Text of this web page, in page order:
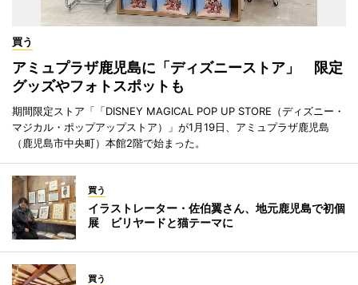
買う
アミュプラザ鹿児島に「ディズニーストア」 限定
グッズやフォトスポットも
期間限定ストア「「DISNEY MAGICAL POP UP STORE（ディズニー・
マジカル・ポップアップストア）」が1月19日、アミュプラザ鹿児島
（鹿児島市中央町）本館2階で始まった。
買う
イラストレーター・佐伯翼さん、地元鹿児島で初個
展 ビリヤードと猫テーマに
買う